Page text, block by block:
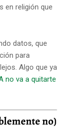
en religión que
datos, que
para
Algo que ya
no va a quitarte
no)